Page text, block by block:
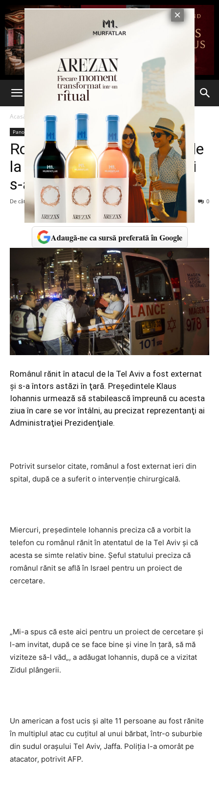
Acasă Panorama
Panorama
Românul rănit în atentatul de
la Tel Aviv a fost externat şi
s-a întors în ţară
De către 11 martie 2016 0
Adaugă-ne ca sursă preferată în Google
Românul rănit în atacul de la Tel Aviv a fost externat
şi s-a întors astăzi în ţară. Preşedintele Klaus
Iohannis urmează să stabilească împreună cu acesta
ziua în care se vor întâlni, au precizat reprezentanţi ai
Administraţiei Prezidenţiale.
Potrivit surselor citate, românul a fost externat ieri din
spital, după ce a suferit o intervenţie chirurgicală.
Miercuri, președintele Iohannis preciza că a vorbit la
telefon cu românul rănit în atentatul de la Tel Aviv și că
acesta se simte relativ bine. Șeful statului preciza că
românul rănit se află în Israel pentru un proiect de
cercetare.
„Mi-a spus că este aici pentru un proiect de cercetare și
l-am invitat, după ce se face bine și vine în țară, să mă
viziteze să-l văd„, a adăugat Iohannis, după ce a vizitat
Zidul plângerii.
Un american a fost ucis și alte 11 persoane au fost rănite
în multiplul atac cu cuțitul al unui bărbat, într-o suburbie
din sudul orașului Tel Aviv, Jaffa. Poliția l-a omorât pe
atacator, potrivit AFP.